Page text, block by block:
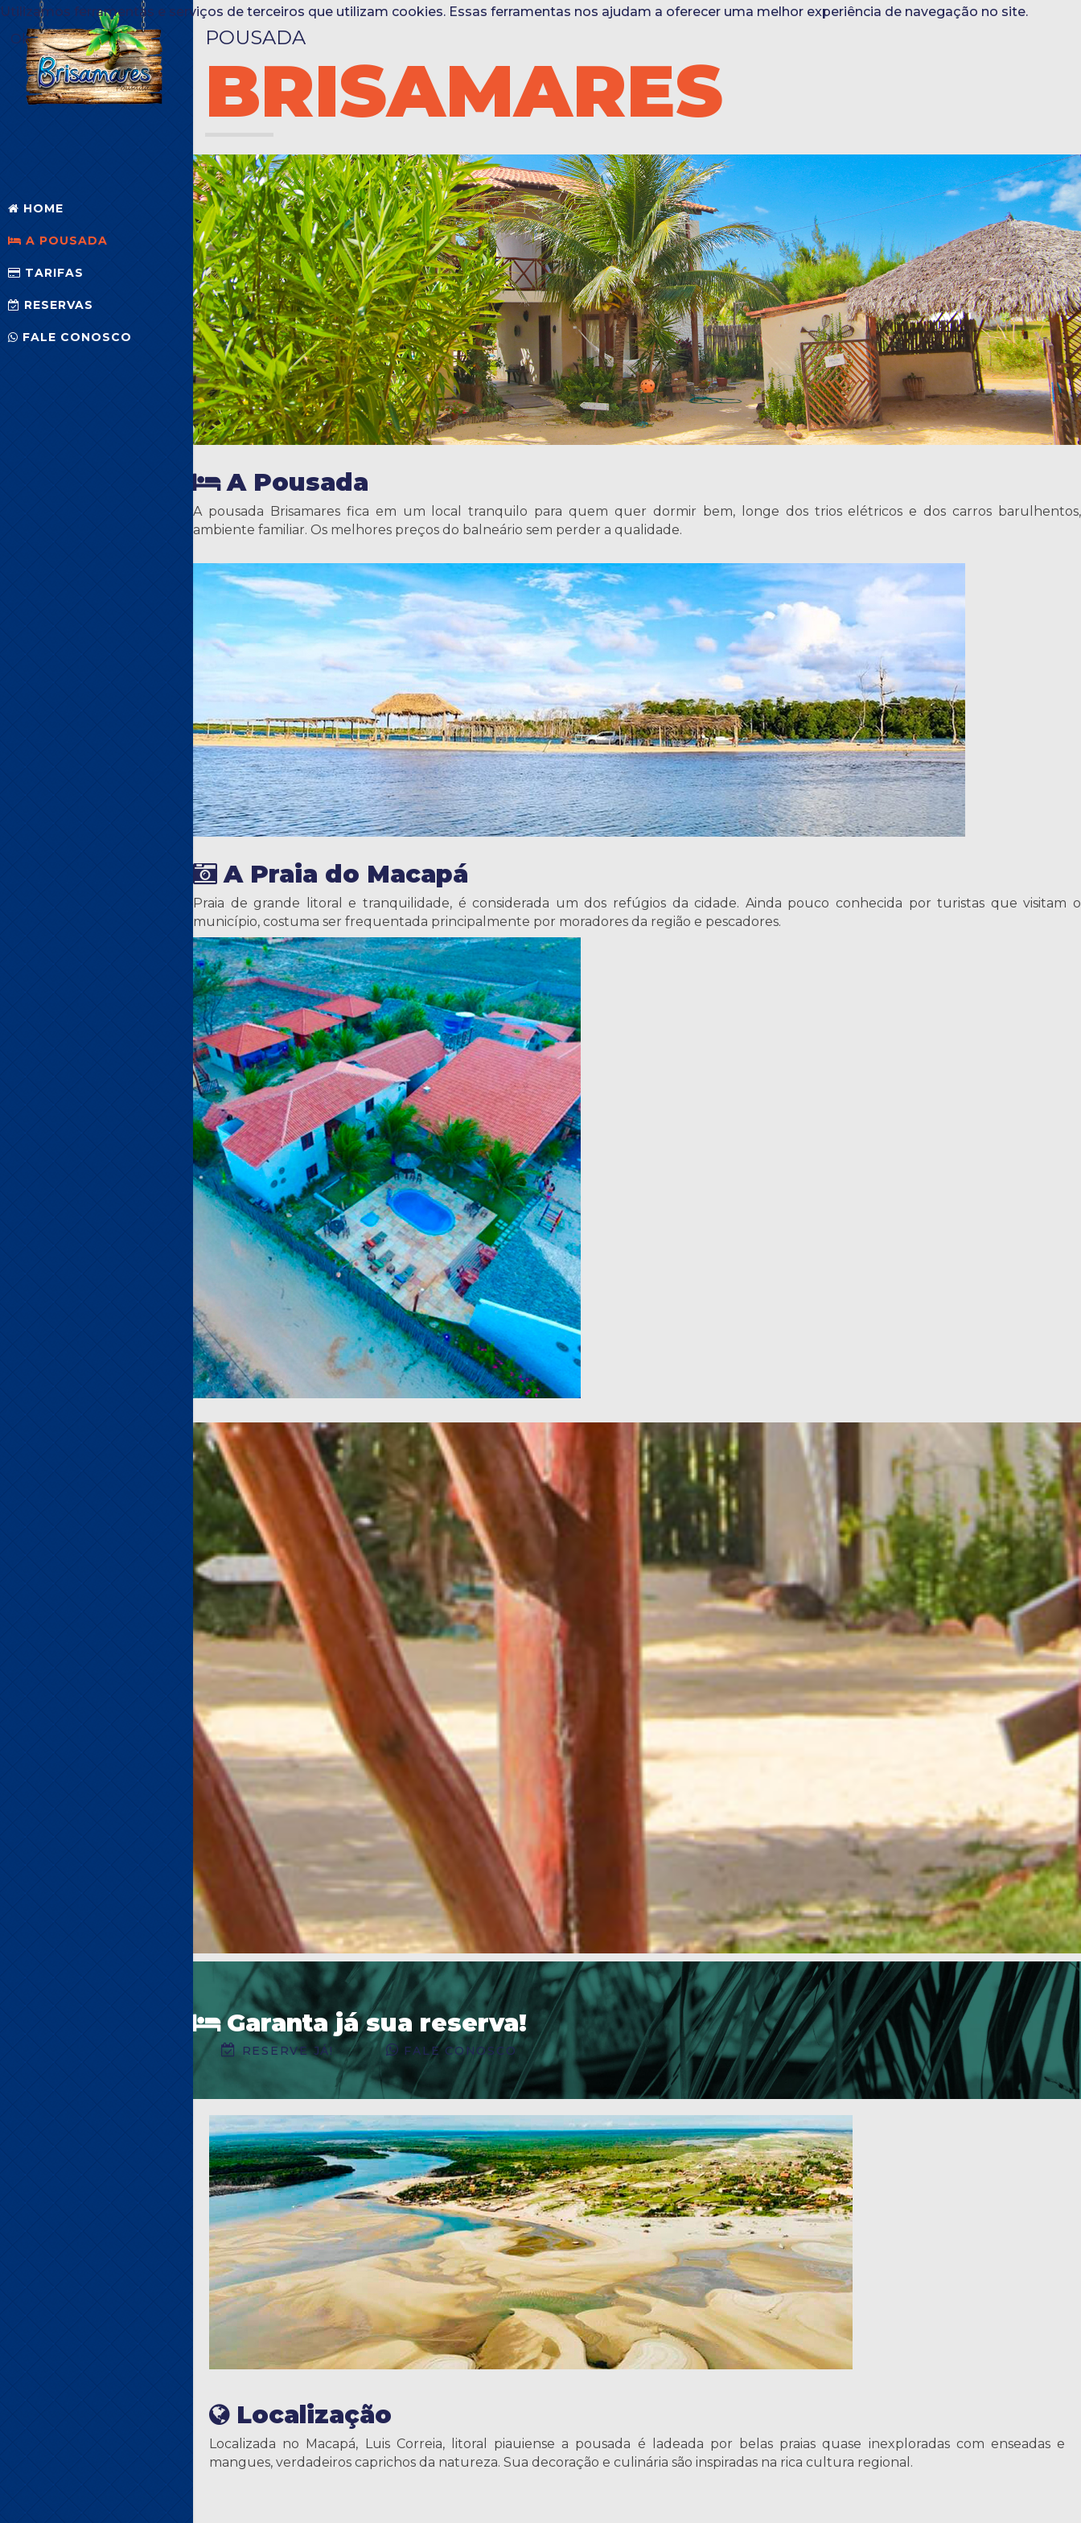
HOME
A POUSADA
TARIFAS
RESERVAS
FALE CONOSCO
POUSADA
BRISAMARES
A Pousada
A pousada Brisamares fica em um local tranquilo para quem quer dormir bem, longe dos trios elétricos e dos carros barulhentos,
ambiente familiar. Os melhores preços do balneário sem perder a qualidade.
A Praia do Macapá
Praia de grande litoral e tranquilidade, é considerada um dos refúgios da cidade. Ainda pouco conhecida por turistas que visitam o
município, costuma ser frequentada principalmente por moradores da região e pescadores.
Garanta já sua reserva!
RESERVE JÁ! FALE CONOSCO
Localização
Localizada no Macapá, Luis Correia, litoral piauiense a pousada é ladeada por belas praias quase inexploradas com enseadas e
mangues, verdadeiros caprichos da natureza. Sua decoração e culinária são inspiradas na rica cultura regional.
Utilizamos ferramentas e serviços de terceiros que utilizam cookies. Essas ferramentas nos ajudam a oferecer uma melhor experiência de navegação no site.
Ok